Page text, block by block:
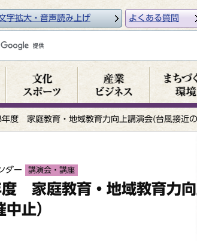
字拡大・音声読み上げ よくある質問
度 家庭教育・地域教育力向上講演会(台風接近の
ダー 講演会・講座
家庭教育・地域教育力
止）